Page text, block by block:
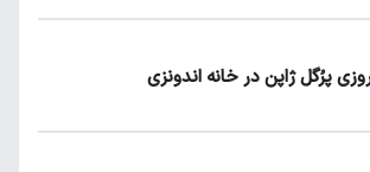
پرُگل ژاپن در خانه اندونزی